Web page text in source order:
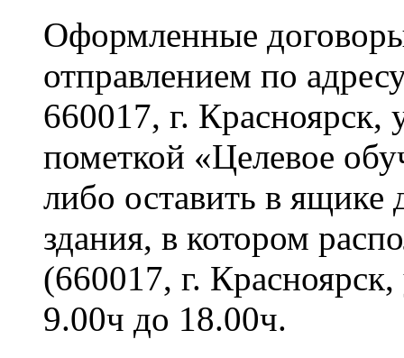
Оформленные
отправлением по
660017, г.
пометкой «Целевое
либо оставить в ящике
здания, в котором
(660017, г.
9.00ч до 18.00ч.